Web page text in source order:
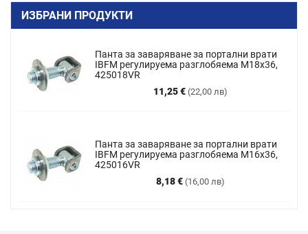
ИЗБРАНИ ПРОДУКТИ
Панта за заваряване за портални врати
IBFM регулируема разглобяема M18x36,
425018VR
11,25 € (22,00 лв)
Цена
Панта за заваряване за портални врати
IBFM регулируема разглобяема М16х36,
425016VR
8,18 € (16,00 лв)
Цена